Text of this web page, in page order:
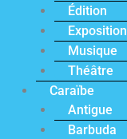
Édition
Exposition
Musique
Théâtre
Caraïbe
Antigue
Barbuda